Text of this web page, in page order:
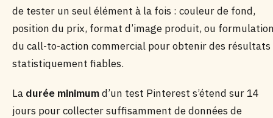
de tester un seul élément à la fois : couleur de fond,
position du prix, format d’image produit, ou
du call-to-action commercial pour obtenir des résultats
statistiquement fiables.
La durée minimumd’un test Pinterest s’étend sur 14
jours pour collecter suffisamment de données de